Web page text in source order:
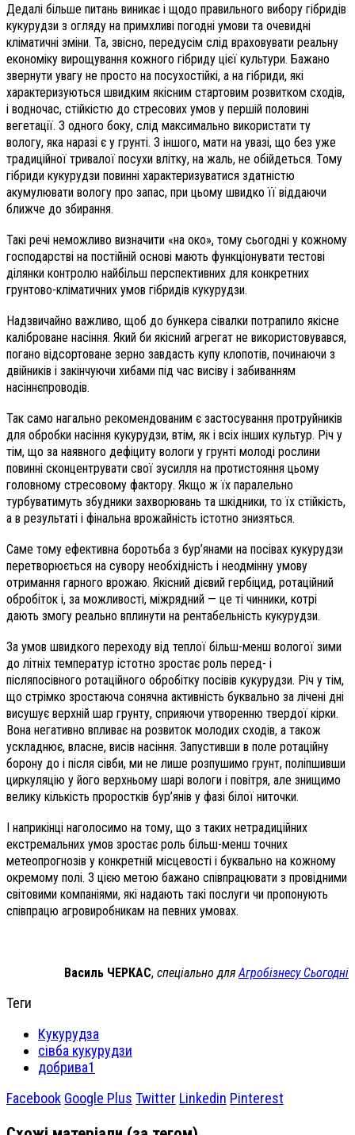
Дедалі більше питань виникає і щодо правильного вибору гібридів
кукурудзи з огляду на примхливі погодні умови та очевидні
кліматичні зміни. Та, звісно, передусім слід враховувати реальну
економіку вирощування кожного гібриду цієї культури. Бажано
звернути увагу не просто на посухостійкі, а на гібриди, які
характеризуються швидким якісним стартовим розвитком сходів,
і водночас, стійкістю до стресових умов у першій половині
вегетації. З одного боку, слід максимально використати ту
вологу, яка наразі є у грунті. З іншого, мати на увазі, що без уже
традиційної тривалої посухи влітку, на жаль, не обійдеться. Тому
гібриди кукурудзи повинні характеризуватися здатністю
акумулювати вологу про запас, при цьому швидко її віддаючи
ближче до збирання.
Такі речі неможливо визначити «на око», тому сьогодні у кожному
господарстві на постійній основі мають функціонувати тестові
ділянки контролю найбільш перспективних для конкретних
грунтово-кліматичних умов гібридів кукурудзи.
Надзвичайно важливо, щоб до бункера сівалки потрапило якісне
каліброване насіння. Який би якісний агрегат не використовувався,
погано відсортоване зерно завдасть купу клопотів, починаючи з
двійників і закінчуючи хибами під час висіву і забиванням
насіннєпроводів.
Так само нагально рекомендованим є застосування протруйників
для обробки насіння кукурудзи, втім, як і всіх інших культур. Річ у
тім, що за наявного дефіциту вологи у грунті молоді рослини
повинні сконцентрувати свої зусилля на протистояння цьому
головному стресовому фактору. Якщо ж їх паралельно
турбуватимуть збудники захворювань та шкідники, то їх стійкість,
а в результаті і фінальна врожайність істотно знизяться.
Саме тому ефективна боротьба з бур’янами на посівах кукурудзи
перетворюється на сувору необхідність і не­одмінну умову
отримання гарного врожаю. Якісний дієвий гербіцид, ротаційний
обробіток і, за можливості, міжрядний — це ті чинники, котрі
дають змогу реально вплинути на рентабельність кукурудзи.
За умов швидкого переходу від теплої більш-менш вологої зими
до літніх температур істотно зростає роль перед- і
післяпосівного ротаційного обробітку посівів кукурудзи. Річ у тім,
що стрімко зростаюча сонячна активність буквально за лічені дні
висушує верхній шар грунту, сприяючи утворенню твердої кірки.
Вона негативно впливає на розвиток молодих сходів, а також
ускладнює, власне, висів насіння. Запустивши в поле ротаційну
борону до і після сівби, ми не лише розпушимо грунт, поліпшивши
циркуляцію у його верхньому шарі вологи і повітря, але знищимо
велику кількість проростків бур’янів у фазі білої ниточки.
І наприкінці наголосимо на тому, що з таких нетрадиційних
екстремальних умов зростає роль більш-менш точних
метеопрогнозів у конкретній місцевості і буквально на кожному
окремому полі. З цією метою бажано співпрацювати з провідними
світовими компаніями, які надають такі послуги чи пропонують
спів­працю агровиробникам на певних умовах.
Василь ЧЕРКАС, спеціально дляАгробізнесу Сьогодні
Теги
Кукурудза
сівба кукурудзи
добрива1
Facebook Google Plus Twitter Linkedin Pinterest